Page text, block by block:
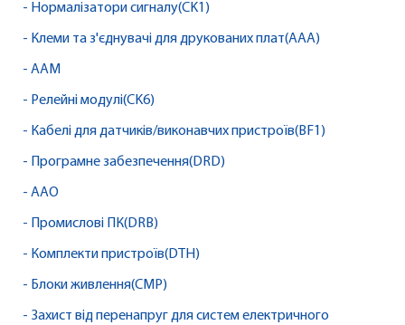
- Нормалізатори сигналу(CK1)
- Клеми та з'єднувачі для друкованих плат(AAA)
- AAM
- Релейні модулі(CK6)
- Кабелі для датчиків/виконавчих пристроїв(BF1)
- Програмне забезпечення(DRD)
- AAO
- Промислові ПК(DRB)
- Комплекти пристроїв(DTH)
- Блоки живлення(CMP)
- Захист від перенапруг для систем електричного